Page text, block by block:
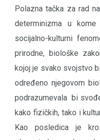
Polazna tačka za rad
determinizma u
socijalno-kulturni
prirodne, biološke
kojoj je svako svojstvo
određeno njegovom
podrazumevala bi
kako fizičkih, tako i
Kao posledica je